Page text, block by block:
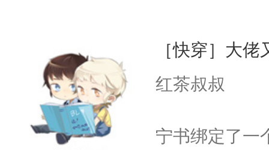
［快穿］大
红茶叔叔
宁书绑定了一